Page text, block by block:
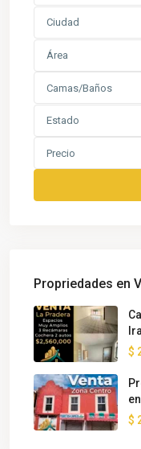
Ciudad
Área
Camas/Baños
Estado
Precio
Propriedades en
$
$